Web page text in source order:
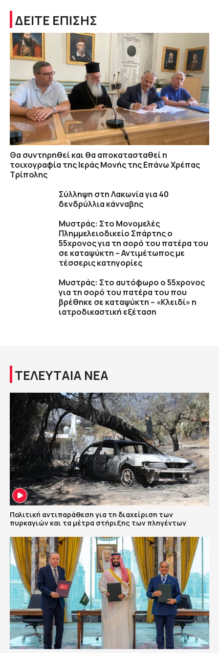
ΔΕΙΤΕ ΕΠΙΣΗΣ
Θα συντηρηθεί και θα αποκατασταθεί η
τοιχογραφία της Ιεράς Μονής της Επάνω Χρέπας
Τρίπολης
Σύλληψη στη Λακωνία για 40
δενδρύλλια κάνναβης
Μυστράς: Στο Μονομελές
Πλημμελειοδικείο Σπάρτης ο
55χρονος για τη σορό του πατέρα του
σε καταψύκτη – Αντιμέτωπος με
τέσσερις κατηγορίες
Μυστράς: Στο αυτόφωρο ο 55χρονος
για τη σορό του πατέρα του που
βρέθηκε σε καταψύκτη – «Κλειδί» η
ιατροδικαστική εξέταση
ΤΕΛΕΥΤΑΙΑ ΝΕΑ
Πολιτική αντιπαράθεση για τη διαχείριση των
πυρκαγιών και τα μέτρα στήριξης των πληγέντων